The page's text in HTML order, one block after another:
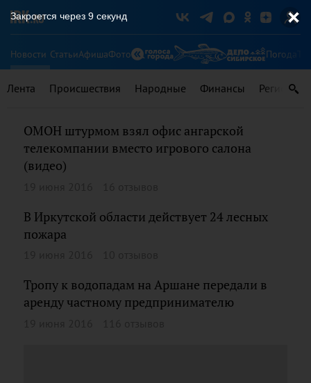
Новости СтатьиАфишаФото Погода
Лента Происшествия Народные Финансы Регионы
ОМОН штурмом взял офис ангарской
телекомпании вместо игрового салона
(видео)
В Иркутской области действует 24 лесных
пожара
Тропу к водопадам на Аршане передали в
аренду частному предпринимателю
Закроется через 9 секунд